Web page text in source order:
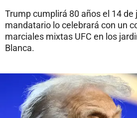
Trump cumplirá 80 años el 14 de
mandatario lo celebrará con un
marciales mixtas UFC en los
Blanca.